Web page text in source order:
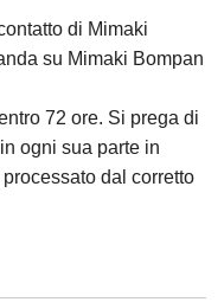
di Mimaki
su Mimaki Bompan
72 ore. Si prega di
ogni sua parte in
dal corretto